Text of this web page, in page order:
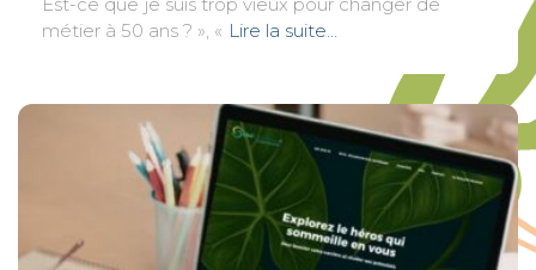
métier à 50 ans ? », « Lire la suite…